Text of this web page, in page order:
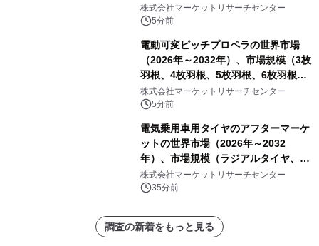
視野（18×16 cm以上）、超広視野
（24×19 cm以上））・分析レポート
株式会社マーケットリサーチセンター
5分前
電動可変ピッチプロペラの世界市場
（2026年～2032年）、市場規模（3枚
羽根、4枚羽根、5枚羽根、6枚羽根、
その他）・分析レポートを発表
株式会社マーケットリサーチセンター
5分前
電気乗用車用タイヤのアフターマーケ
ットの世界市場（2026年～2032
年）、市場規模（ラジアルタイヤ、サ
イドウォール補強タイヤ、その他）・
分析レポートを発表
株式会社マーケットリサーチセンター
35分前
調査の新着をもっと見る